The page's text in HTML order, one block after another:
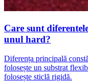
Care sunt
unul hard?
Diferența principală
folosește un substrat
folosește sticlă rigidă.